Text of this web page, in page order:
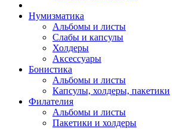
Нумизматика
Альбомы и листы
Слабы и капсулы
Холдеры
Аксессуары
Бонистика
Альбомы и листы
Капсулы, холдеры, пакетики
Филателия
Альбомы и листы
Пакетики и холдеры